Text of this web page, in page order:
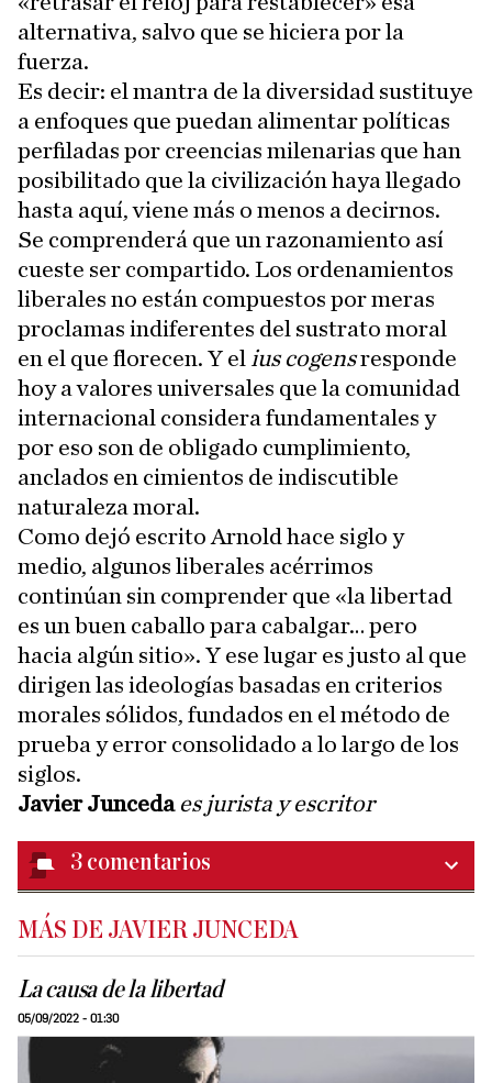
alternativa, salvo que se hiciera por la
fuerza.
Es decir: el mantra de la diversidad sustituye
a enfoques que puedan alimentar políticas
perfiladas por creencias milenarias que han
posibilitado que la civilización haya llegado
hasta aquí, viene más o menos a decirnos.
Se comprenderá que un razonamiento así
cueste ser compartido. Los ordenamientos
liberales no están compuestos por meras
proclamas indiferentes del sustrato moral
en el que florecen. Y el ius cogensresponde
hoy a valores universales que la comunidad
internacional considera fundamentales y
por eso son de obligado cumplimiento,
anclados en cimientos de indiscutible
naturaleza moral.
Como dejó escrito Arnold hace siglo y
medio, algunos liberales acérrimos
continúan sin comprender que «la libertad
es un buen caballo para cabalgar… pero
hacia algún sitio». Y ese lugar es justo al que
dirigen las ideologías basadas en criterios
morales sólidos, fundados en el método de
prueba y error consolidado a lo largo de los
siglos.
Javier Junceda es jurista y escritor
3 comentarios
MÁS DE JAVIER JUNCEDA
La causa de la libertad
05/09/2022 - 01:30